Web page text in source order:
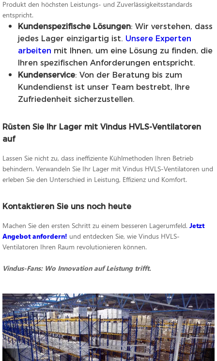
Produkt den höchsten Leistungs- und Zuverlässigkeitsstandards
entspricht.
Kundenspezifische Lösungen: Wir verstehen, dass
jedes Lager einzigartig ist. Unsere Experten
arbeiten mit Ihnen, um eine Lösung zu finden, die
Ihren spezifischen Anforderungen entspricht.
Kundenservice: Von der Beratung bis zum
Kundendienst ist unser Team bestrebt, Ihre
Zufriedenheit sicherzustellen.
Rüsten Sie Ihr Lager mit Vindus HVLS-Ventilatoren
auf
Lassen Sie nicht zu, dass ineffiziente Kühlmethoden Ihren Betrieb
behindern. Verwandeln Sie Ihr Lager mit Vindus HVLS-Ventilatoren und
erleben Sie den Unterschied in Leistung, Effizienz und Komfort.
Kontaktieren Sie uns noch heute
Machen Sie den ersten Schritt zu einem besseren Lagerumfeld. Jetzt
Angebot anfordern! und entdecken Sie, wie Vindus HVLS-
Ventilatoren Ihren Raum revolutionieren können.
Vindus-Fans: Wo Innovation auf Leistung trifft.